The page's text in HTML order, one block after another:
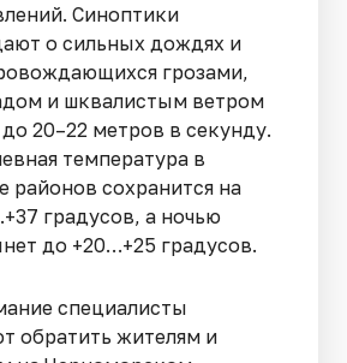
Синоптики
о сильных дождях и
грозами,
и шквалистым ветром
20–22 метров в секунду.
температура в
районов сохранится на
градусов, а ночью
до +20…+25 градусов.
специалисты
обратить жителям и